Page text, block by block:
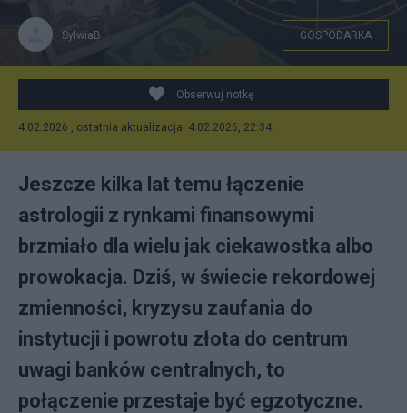
SylwiaB GOSPODARKA
Obserwuj notkę
4.02.2026 , ostatnia aktualizacja: 4.02.2026, 22:34
Jeszcze kilka lat temu łączenie
astrologii z rynkami finansowymi
brzmiało dla wielu jak ciekawostka albo
prowokacja. Dziś, w świecie rekordowej
zmienności, kryzysu zaufania do
instytucji i powrotu złota do centrum
uwagi banków centralnych, to
połączenie przestaje być egzotyczne.